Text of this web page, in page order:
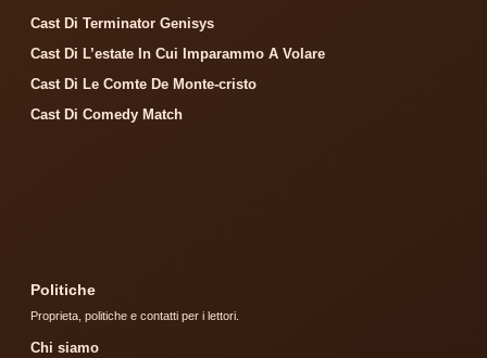
Cast Di Terminator Genisys
Cast Di L’estate In Cui Imparammo A Volare
Cast Di Le Comte De Monte-cristo
Cast Di Comedy Match
Politiche
Proprieta, politiche e contatti per i lettori.
Chi siamo